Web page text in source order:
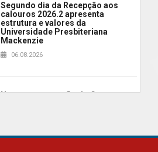
Segundo dia da Recepção aos
calouros 2026.2 apresenta
estrutura e valores da
Universidade Presbiteriana
Mackenzie
06.08.2026
Nova apresentação do Centro